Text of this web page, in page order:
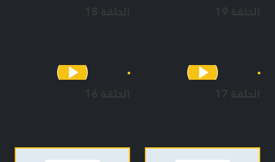
الحلقة 19 الحلقة 18
الحلقة 17 الحلقة 16